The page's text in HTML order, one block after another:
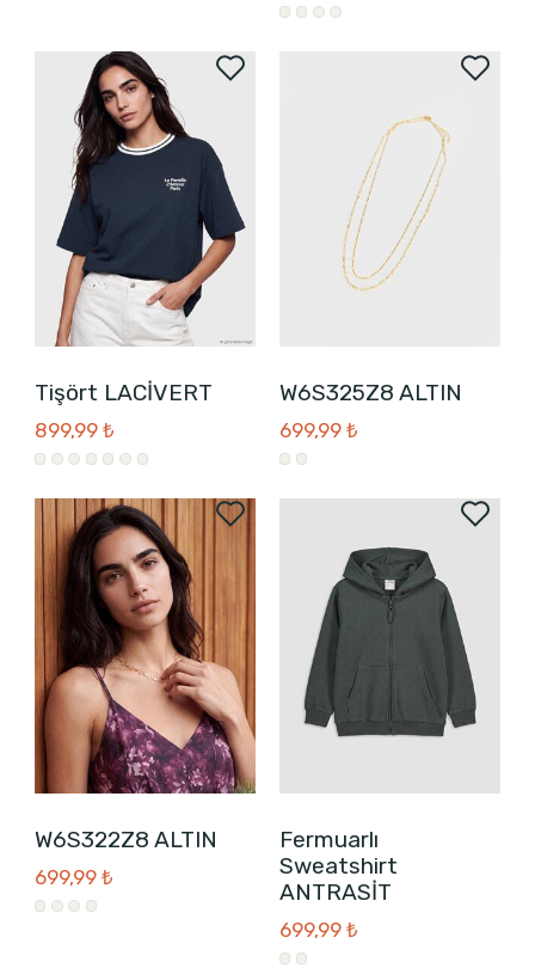
Tişört LACİVERT
899,99 ₺
W6S325Z8 ALTIN
699,99 ₺
W6S322Z8 ALTIN
699,99 ₺
Fermuarlı
Sweatshirt
ANTRASİT
699,99 ₺